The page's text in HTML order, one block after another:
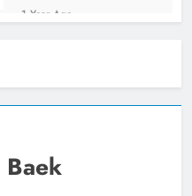
1 Year Ago
기도모임
20250227 – CBMC
기도모임
Baek